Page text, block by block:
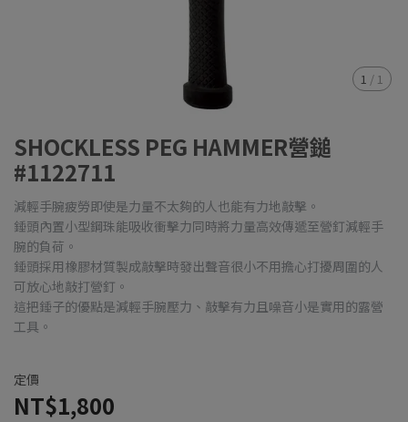
1 / 1
SHOCKLESS PEG HAMMER營鎚
#1122711
減輕手腕疲勞即使是力量不太夠的人也能有力地敲擊。
錘頭內置小型鋼珠能吸收衝擊力同時將力量高效傳遞至營釘減輕手
腕的負荷。
錘頭採用橡膠材質製成敲擊時發出聲音很小不用擔心打擾周圍的人
可放心地敲打營釘。
這把錘子的優點是減輕手腕壓力、敲擊有力且噪音小是實用的露營
工具。
定價
NT$1,800